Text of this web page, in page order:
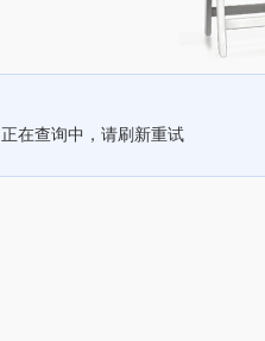
正在查询中，请刷新重试